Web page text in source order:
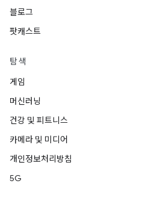
블로그
팟캐스트
탐색
게임
머신러닝
건강 및 피트니스
카메라 및 미디어
개인정보처리방침
5G